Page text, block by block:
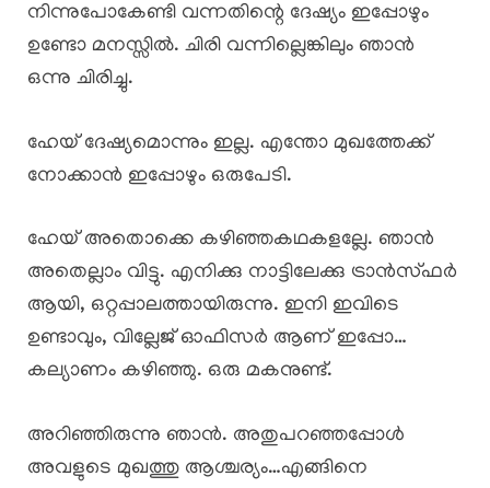
നിന്നുപോകേണ്ടി വന്നതിന്റെ ദേഷ്യം ഇപ്പോഴും
ഉണ്ടോ മനസ്സിൽ. ചിരി വന്നില്ലെങ്കിലും ഞാൻ
ഒന്നു ചിരിച്ചു.
ഹേയ് ദേഷ്യമൊന്നും ഇല്ല. എന്തോ മുഖത്തേക്ക്
നോക്കാൻ ഇപ്പോഴും ഒരുപേടി.
ഹേയ് അതൊക്കെ കഴിഞ്ഞകഥകളല്ലേ. ഞാൻ
അതെല്ലാം വിട്ടു. എനിക്കു നാട്ടിലേക്കു ട്രാൻസ്ഫർ
ആയി, ഒറ്റപ്പാലത്തായിരുന്നു. ഇനി ഇവിടെ
ഉണ്ടാവും, വില്ലേജ് ഓഫിസർ ആണ് ഇപ്പോ…
കല്യാണം കഴിഞ്ഞു. ഒരു മകനുണ്ട്.
അറിഞ്ഞിരുന്നു ഞാൻ. അതുപറഞ്ഞപ്പോൾ
അവളുടെ മുഖത്തു ആശ്ചര്യം…എങ്ങിനെ